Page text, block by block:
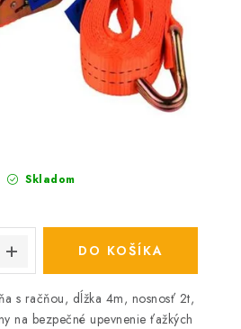
Skladom
DO KOŠÍKA
s račňou, dĺžka 4m, nosnosť 2t,
na bezpečné upevnenie ťažkých